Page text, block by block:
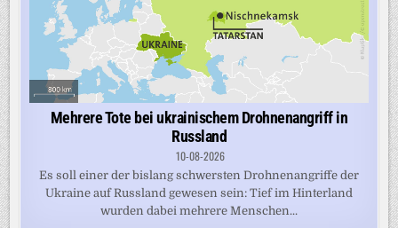
Mehrere Tote bei ukrainischem Drohnenangriff in
Russland
10-08-2026
Es soll einer der bislang schwersten Drohnenangriffe der
Ukraine auf Russland gewesen sein: Tief im Hinterland
wurden dabei mehrere Menschen...